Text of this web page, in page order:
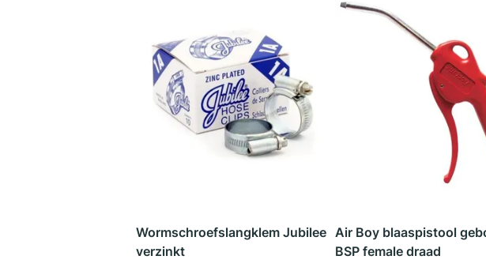
Wormschroefslangklem Jubilee
verzinkt
Air Boy blaaspistool
BSP female draad